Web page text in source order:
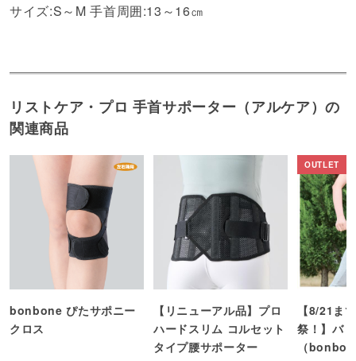
サイズ:S～M 手首周囲:13～16㎝
リストケア・プロ 手首サポーター（アルケア）の
関連商品
bonbone ぴたサポニー
クロス
【リニューアル品】プロ
ハードスリム コルセット
タイプ腰サポーター
【8/21ま
祭！】バ
（